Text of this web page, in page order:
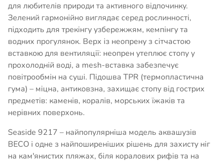
для любителів природи та активного відпочинку.
Зелений гармонійно виглядає серед рослинності,
підходить для трекінгу узбережжям, кемпінгу та
водних прогулянок. Верх із неопрену з сітчастою
вставкою для вентиляції: неопрен утеплює стопу у
прохолодній воді, а mesh-вставка забезпечує
повітрообмін на суші. Підошва TPR (термопластична
гума) – міцна, антиковзна, захищає стопу від гострих
предметів: каменів, коралів, морських їжаків та
нерівних поверхонь.
Seaside 9217 – найпопулярніша модель аквашузів
BECO і одне з найпоширеніших рішень для захисту ніг
на кам'янистих пляжах, біля коралових рифів та на